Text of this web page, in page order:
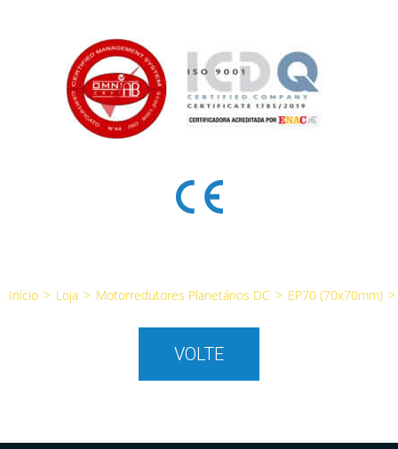
Início > Loja > Motorredutores Planetários DC > EP70 (70x70mm) >
VOLTE